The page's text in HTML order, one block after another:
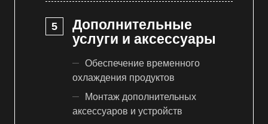
Дополнительные
услуги и аксессуары
Обеспечение временного
охлаждения продуктов
Монтаж дополнительных
аксессуаров и устройств